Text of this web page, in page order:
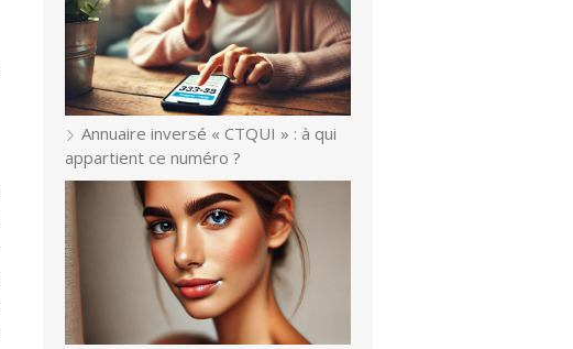
Annuaire inversé « CTQUI » : à qui
appartient ce numéro ?